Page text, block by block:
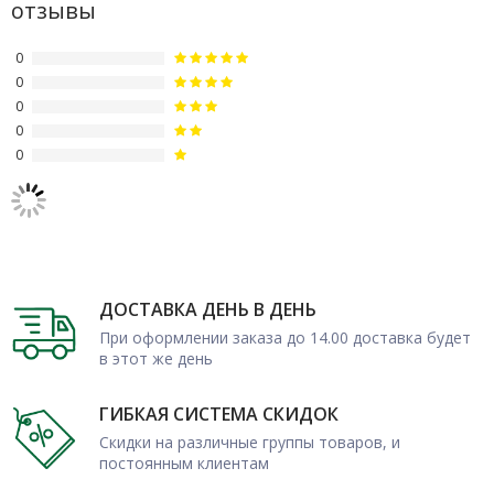
благодаря долговечности и красоте.
Условия заказа онлайн
Закажите пиломатериалы оптом или в розницу в компании
«Пиломск»: в продаже представлена продукция высокого
качества. Возможна поставка партиями любого объема,
товар будет быстро отгружен со склада. Оформите покупку с
доставкой по Москве и МО: наша курьерская служба
отзывы
0
0
0
0
0
ДОСТАВКА ДЕНЬ В ДЕНЬ
При оформлении заказа до 14.00 доставка будет
в этот же день
ГИБКАЯ СИСТЕМА СКИДОК
Скидки на различные группы товаров, и
постоянным клиентам